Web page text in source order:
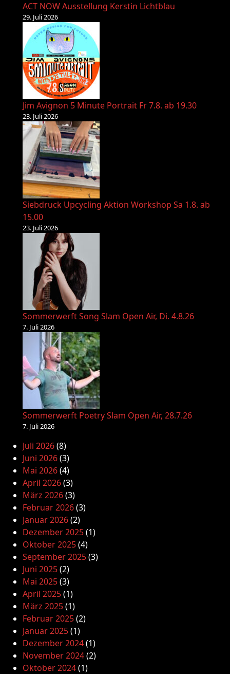
ACT NOW Ausstellung Kerstin Lichtblau
29. Juli 2026
Jim Avignon 5 Minute Portrait Fr 7.8. ab 19.30
23. Juli 2026
Siebdruck Upcycling Aktion Workshop Sa 1.8. ab
15.00
23. Juli 2026
Sommerwerft Song Slam Open Air, Di. 4.8.26
7. Juli 2026
Sommerwerft Poetry Slam Open Air, 28.7.26
7. Juli 2026
Juli 2026(8)
Juni 2026(3)
Mai 2026(4)
April 2026(3)
März 2026(3)
Februar 2026(3)
Januar 2026(2)
Dezember 2025(1)
Oktober 2025(4)
September 2025(3)
Juni 2025(2)
Mai 2025(3)
April 2025(1)
März 2025(1)
Februar 2025(2)
Januar 2025(1)
Dezember 2024(1)
November 2024(2)
Oktober 2024(1)